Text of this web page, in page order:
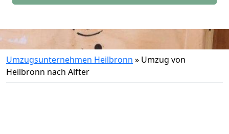
Umzugsunternehmen Heilbronn » Umzug von
Heilbronn nach Alfter